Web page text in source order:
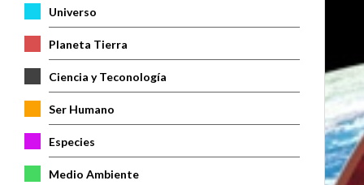
Universo
Planeta Tierra
Ciencia y Teconología
Ser Humano
Especies
Medio Ambiente